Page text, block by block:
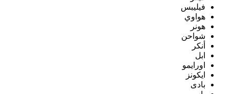
فيليبس
هواوي
هونر
شواحن
أنكر
ابل
اورايمو
ايكونز
بادى